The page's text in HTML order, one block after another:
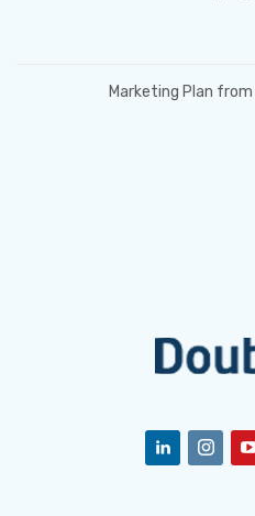
Marketing Plan